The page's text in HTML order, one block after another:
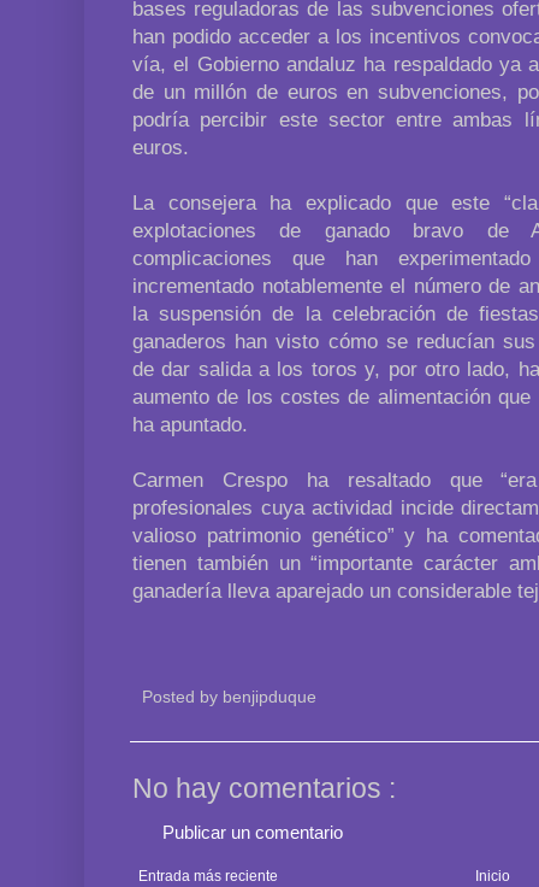
bases reguladoras de las subvenciones
han podido acceder a los incentivos
vía, el Gobierno andaluz ha respaldado ya
de un millón de euros en subvenciones,
podría percibir este sector entre ambas
euros.
La consejera ha explicado que este
explotaciones de ganado bravo de
complicaciones que han
incrementado notablemente el número de
la suspensión de la celebración de
ganaderos han visto cómo se reducían
de dar salida a los toros y, por otro lado,
aumento de los costes de alimentación que
ha apuntado.
Carmen Crespo ha resaltado que
profesionales cuya actividad incide
valioso patrimonio genético” y ha
tienen también un “importante carácter
ganadería lleva aparejado un considerable
Posted by benjipduque
No hay comentarios :
Publicar un comentario
Entrada más reciente Inicio